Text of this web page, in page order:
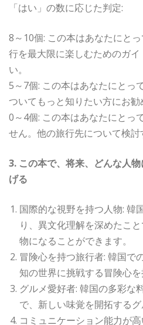
「はい」の数に応じた判定:
8～10個: この本はあなたにと
行を最大限に楽しむためのガ
い。
5～7個: この本はあなたにとっ
ついてもっと知りたい方にお勧
0～4個: この本はあなたにとっ
せん。他の旅行先について検討
3. この本で、将来、どんな人
げる
国際的な視野を持つ人物: 韓
り、異文化理解を深めたこ
物になることができます。
冒険心を持つ旅行者: 韓国で
知の世界に挑戦する冒険心を
グルメ愛好者: 韓国の多彩な
で、新しい味覚を開拓するグ
コミュニケーション能力が